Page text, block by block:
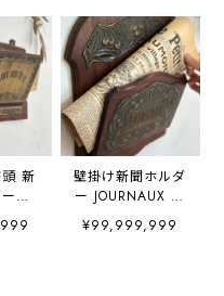
新
壁掛け新聞ホルダ
ー JOURNAUX さ
くらんぼ
¥99,999,999